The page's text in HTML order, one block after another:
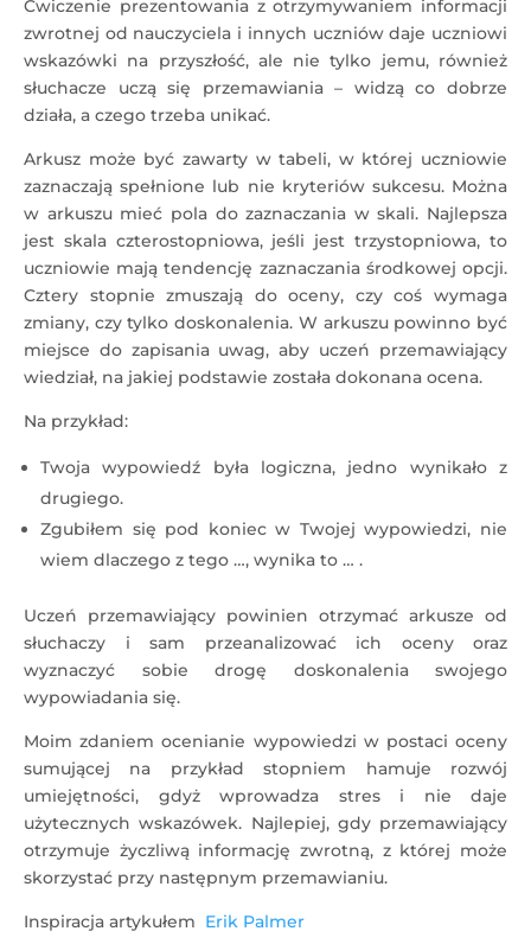
Ćwiczenie prezentowania z otrzymywaniem informacji
zwrotnej od nauczyciela i innych uczniów daje uczniowi
wskazówki na przyszłość, ale nie tylko jemu, również
słuchacze uczą się przemawiania – widzą co dobrze
działa, a czego trzeba unikać.
Arkusz może być zawarty w tabeli, w której uczniowie
zaznaczają spełnione lub nie kryteriów sukcesu. Można
w arkuszu mieć pola do zaznaczania w skali. Najlepsza
jest skala czterostopniowa, jeśli jest trzystopniowa, to
uczniowie mają tendencję zaznaczania środkowej opcji.
Cztery stopnie zmuszają do oceny, czy coś wymaga
zmiany, czy tylko doskonalenia. W arkuszu powinno być
miejsce do zapisania uwag, aby uczeń przemawiający
wiedział, na jakiej podstawie została dokonana ocena.
Na przykład:
Twoja wypowiedź była logiczna, jedno wynikało z
drugiego.
Zgubiłem się pod koniec w Twojej wypowiedzi, nie
wiem dlaczego z tego …, wynika to … .
Uczeń przemawiający powinien otrzymać arkusze od
słuchaczy i sam przeanalizować ich oceny oraz
wyznaczyć sobie drogę doskonalenia swojego
wypowiadania się.
Moim zdaniem ocenianie wypowiedzi w postaci oceny
sumującej na przykład stopniem hamuje rozwój
umiejętności, gdyż wprowadza stres i nie daje
użytecznych wskazówek. Najlepiej, gdy przemawiający
otrzymuje życzliwą informację zwrotną, z której może
skorzystać przy następnym przemawianiu.
Inspiracja artykułem Erik Palmer